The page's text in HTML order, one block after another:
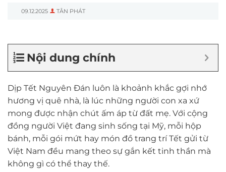
09.12.2025 TÂN PHÁT
Nội dung chính
Dịp Tết Nguyên Đán luôn là khoảnh khắc gợi nhớ
hương vị quê nhà, là lúc những người con xa xứ
mong được nhận chút ấm áp từ đất mẹ. Với cộng
đồng người Việt đang sinh sống tại Mỹ, mỗi hộp
bánh, mỗi gói mứt hay món đồ trang trí Tết gửi từ
Việt Nam đều mang theo sự gắn kết tinh thần mà
không gì có thể thay thế.